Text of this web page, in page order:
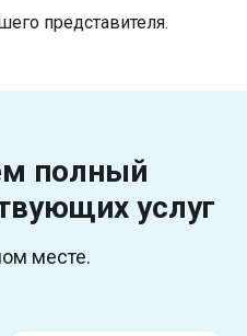
представителя.
полный
услуг
месте.